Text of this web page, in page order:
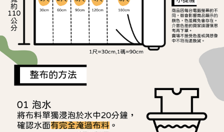
後付繳納相關費用。
※ 交易是否成功請以「AFTEE先享後付 」之結帳頁面顯示為準，若有關於
是否繳費成功／繳費後需取消欲退款等相關疑問，請聯繫「AFTEE先享後付
客戶支援中心」 https://netprotections.freshdesk.com/support/home
【注意事項】
１．透過由恩沛科技股份有限公司提供之「AFTEE先享後付」服務完成之交
易，需依本服務之必要範圍內提供個人資料，並將交易相關給付款項請求債
權轉讓予恩沛科技股份有限公司。
https://aftee.tw/terms/#terms3
３．未成年的使用者請事先徵得法定代理人或監護人之同意方可使用
「AFTEE先享後付」，若未經同意申辦者引起之損失，本公司不負相關責
任。
離島宅配
每筆NT$240